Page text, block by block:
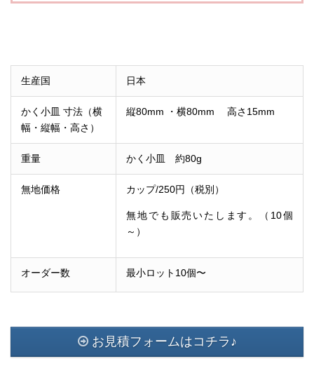
生産国 日本
かく小皿 寸法（横
幅・縦幅・高さ）
縦80mm ・横80mm 高さ 15mm
重量 かく小皿 約80g
無地価格 カップ/250円（税別）
無地でも販売いたします。（10個
～）
オーダー数 最小ロット10個〜
お見積フォームはコチラ♪